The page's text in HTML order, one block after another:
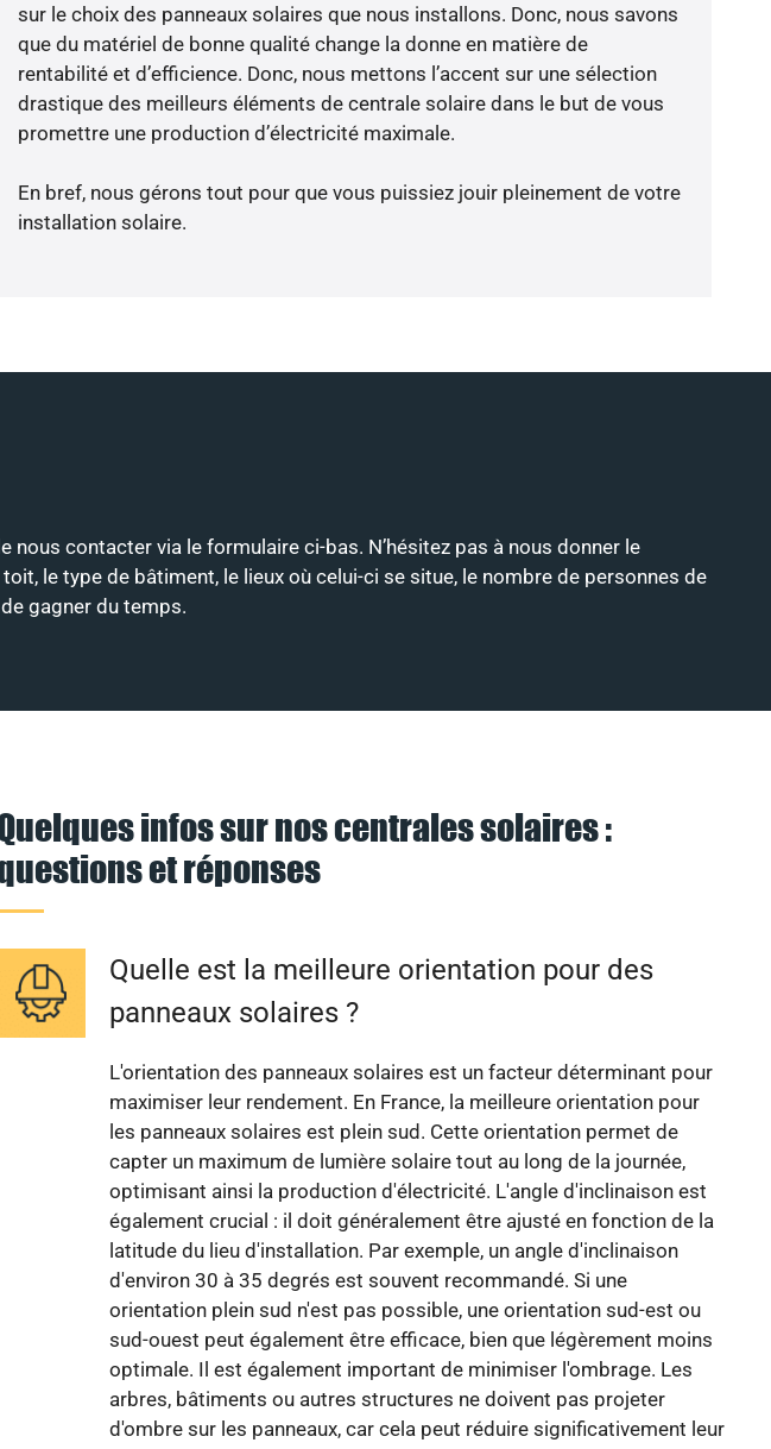
sur le choix des panneaux solaires que nous installons. Donc, nous savons
que du matériel de bonne qualité change la donne en matière de
rentabilité et d’efficience. Donc, nous mettons l’accent sur une sélection
drastique des meilleurs éléments de centrale solaire dans le but de vous
promettre une production d’électricité maximale.
En bref, nous gérons tout pour que vous puissiez jouir pleinement de votre
installation solaire.
contacter via le formulaire ci-bas. N’hésitez pas à nous donner le
le type de bâtiment, le lieux où celui-ci se situe, le nombre de personnes de
gagner du temps.
infos sur nos centrales solaires :
et réponses
Quelle est la meilleure orientation pour des
panneaux solaires ?
L'orientation des panneaux solaires est un facteur déterminant pour
maximiser leur rendement. En France, la meilleure orientation pour
les panneaux solaires est plein sud. Cette orientation permet de
capter un maximum de lumière solaire tout au long de la journée,
optimisant ainsi la production d'électricité. L'angle d'inclinaison est
également crucial : il doit généralement être ajusté en fonction de la
latitude du lieu d'installation. Par exemple, un angle d'inclinaison
d'environ 30 à 35 degrés est souvent recommandé. Si une
orientation plein sud n'est pas possible, une orientation sud-est ou
sud-ouest peut également être efficace, bien que légèrement moins
optimale. Il est également important de minimiser l'ombrage. Les
arbres, bâtiments ou autres structures ne doivent pas projeter
d'ombre sur les panneaux, car cela peut réduire significativement leur